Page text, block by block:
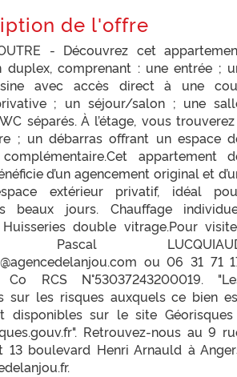
de l'offre
- Découvrez cet
duplex, comprenant : une entrée ;
avec accès direct à une
; un séjour/salon ; une
séparés. À l’étage, vous
; un débarras offrant un espace
appartement
d’un agencement original et
extérieur privatif, idéal
beaux jours. Chauffage
double vitrage.Pour
Pascal
ou 06 31 71
RCS N°53037243200019.
sur les risques auxquels ce bien
disponibles sur le site
Retrouvez-nous au 9
13 boulevard Henri Arnauld à